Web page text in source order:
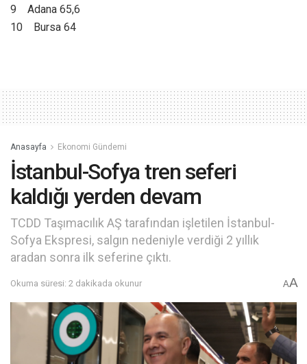
9 Adana 65,6
10 Bursa 64
Anasayfa Ekonomi Gündemi
İstanbul-Sofya tren seferi
kaldığı yerden devam
TCDD Taşımacılık AŞ tarafından işletilen İstanbul-
Sofya Ekspresi, salgın nedeniyle verdiği 2 yıllık
aradan sonra ilk seferine çıktı.
Okuma süresi: 2 dakikada okunur AA